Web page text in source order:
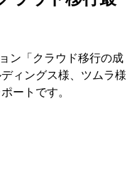
ン「クラウド移行の成
ィングス様、ツムラ様
ートです。